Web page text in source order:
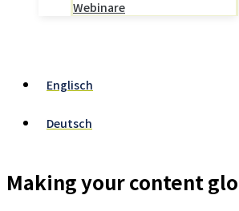
Webinare
Englisch
Deutsch
Making your content